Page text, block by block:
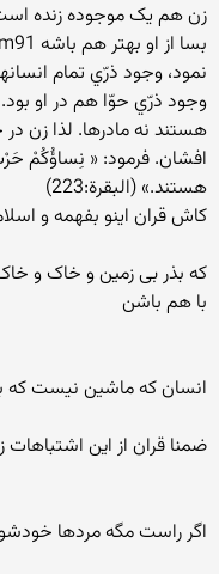
زن هم یک موجوده زنده
نمود، وجود ذرّي تمام
وجود ذرّي حوّا هم در او
هستند نه مادرها. لذا زن
افشان. فرمود: « نِساؤُكُمْ
هستند.» (البقرة:223)
کاش قران اینو بفهمه و
که بذر بی زمین و خاک و
با هم باشن
انسان که ماشین نیست که
ضمنا قران از این اشتباهات
اگر راست مگه مردها